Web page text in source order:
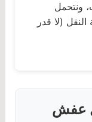
ونتحمل
(لا قدر
عفش